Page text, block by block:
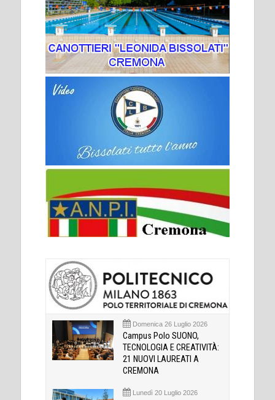
Domenica 26 Luglio 2026
Campus Polo SUONO,
TECNOLOGIA E CREATIVITÀ:
21 NUOVI LAUREATI A
CREMONA
Lunedì 20 Luglio 2026